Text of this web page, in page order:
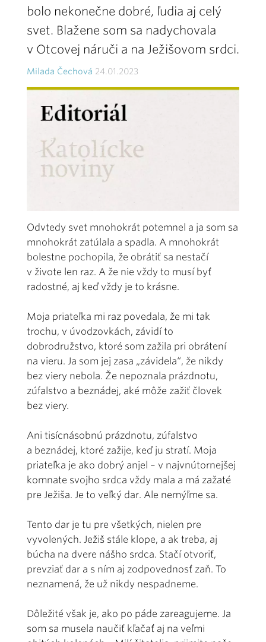
bolo nekonečne dobré, ľudia aj celý
svet. Blažene som sa nadychovala
v Otcovej náruči a na Ježišovom srdci.
Milada Čechová 24.01.2023
Odvtedy svet mnohokrát potemnel a ja som sa
mnohokrát zatúlala a spadla. A mnohokrát
bolestne pochopila, že obrátiť sa nestačí
v živote len raz. A že nie vždy to musí byť
radostné, aj keď vždy je to krásne.
Moja priateľka mi raz povedala, že mi tak
trochu, v úvodzovkách, závidí to
dobrodružstvo, ktoré som zažila pri obrátení
na vieru. Ja som jej zasa „závidela“, že nikdy
bez viery nebola. Že nepoznala prázdnotu,
zúfalstvo a beznádej, aké môže zažiť človek
bez viery.
Ani tisícnásobnú prázdnotu, zúfalstvo
a beznádej, ktoré zažije, keď ju stratí. Moja
priateľka je ako dobrý anjel – v najvnútornejšej
komnate svojho srdca vždy mala a má zažaté
pre Ježiša. Je to veľký dar. Ale nemýľme sa.
Tento dar je tu pre všetkých, nielen pre
vyvolených. Ježiš stále klope, a ak treba, aj
búcha na dvere nášho srdca. Stačí otvoriť,
prevziať dar a s ním aj zodpovednosť zaň. To
neznamená, že už nikdy nespadneme.
Dôležité však je, ako po páde zareagujeme. Ja
som sa musela naučiť kľačať aj na veľmi